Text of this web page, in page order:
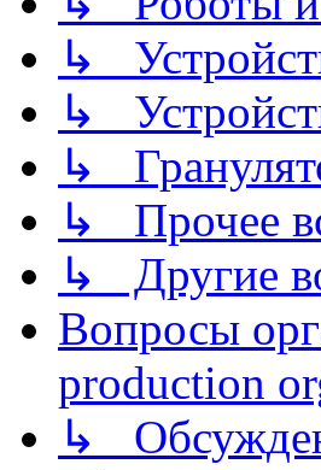
↳
↳
↳
↳ Прочее
↳ Другие
Вопросы
production
↳